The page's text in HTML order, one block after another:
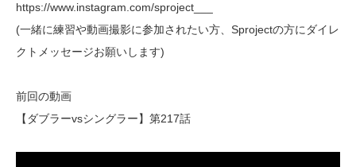
https://www.instagram.com/sproject___
(一緒に練習や動画撮影に参加されたい方、Sprojectの方にダイレ
クトメッセージお願いします)
前回の動画
【ダブラーvsシングラー】第217話